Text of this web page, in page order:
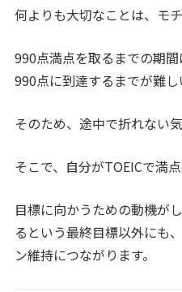
何よりも大切なことは、モ
990点満点を取るまでの期
990点に到達するまでが難し
そのため、途中で折れない
そこで、自分がTOEICで満
目標に向かうための動機が
るという最終目標以外にも
ン維持につながります。